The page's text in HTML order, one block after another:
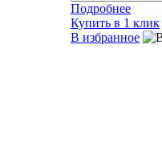
Подробнее
Купить в 1 клик
В избранное